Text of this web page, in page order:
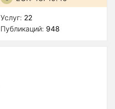
Услуг: 22
Публикаций: 948